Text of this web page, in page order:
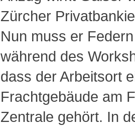
Zürcher
Nun muss er
während des
dass der Arbeitsort
Frachtgebäude am
Zentrale gehört. In